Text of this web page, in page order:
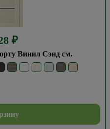
₽
Винил Сэнд см.